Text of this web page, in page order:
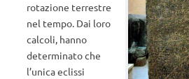
rotazione terrestre
nel tempo. Dai loro
calcoli, hanno
determinato che
l’unica eclissi